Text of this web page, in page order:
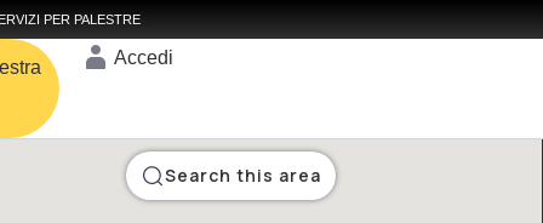
PER PALESTRE
Accedi
Search this area